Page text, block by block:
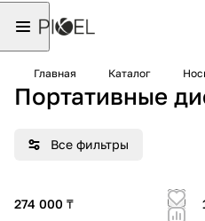
Главная Каталог
Портативные
Все фильтры
274 000 ₸